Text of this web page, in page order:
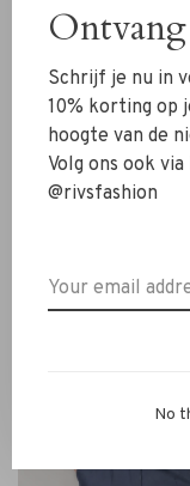
La Salle
La Salle Raised
Schrijf je nu in
10% korting op
hoogte van de
Volg ons ook
@rivsfashion
No